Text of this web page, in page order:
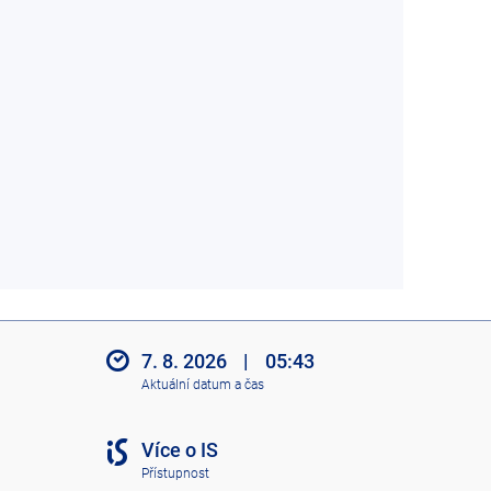
7. 8. 2026 | 05:43
Aktuální datum a čas
Více o IS
Přístupnost